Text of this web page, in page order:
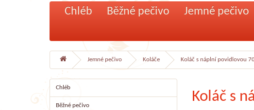
Chléb Běžné pečivo Jemné pečivo
Jemné pečivo Koláče Koláč s náplní povidlovou
Chléb
Běžné pečivo
Koláč s